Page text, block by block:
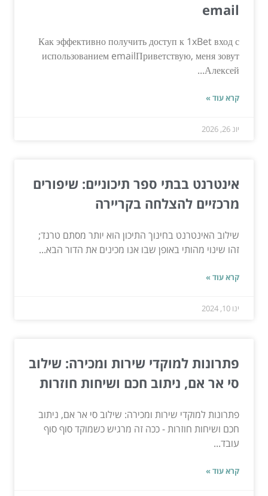
email
Как эффективно получить доступ к 1xBet вход с
использованием emailПриветствую, меня зовут
Алексей...
קרא עוד »
יונ 26, 2026
אינטרנט בבתי ספר תיכוניים: שיפורים
מרכזיים להצלחה בקריירה
שילוב האינטרנט בחינוך התיכון הוא יותר מסתם טרנד;
זהו שינוי מהותי באופן שבו אנו מכינים את הדור הבא...
קרא עוד »
ינו 10, 2024
פתרונות למוקדי שירות ומכירה: שילוב
סי אר אם, ניתוב חכם ושיחות חוזרות
פתרונות למוקדי שירות ומכירה: שילוב סי אר אם, ניתוב
חכם ושיחות חוזרות - ככה זה מרגיש כשמוקד סוף סוף
עובד...
קרא עוד »